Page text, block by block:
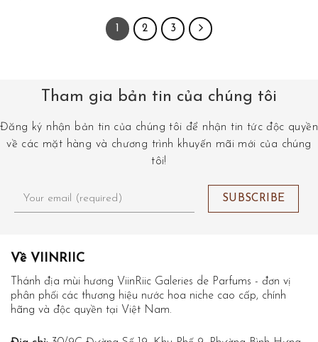
1 2 3
Tham gia bản tin của chúng tôi
Đăng ký nhận bản tin của chúng tôi để nhận tin tức độc quyền
về các mặt hàng và chương trình khuyến mãi mới của chúng
tôi!
Về VIINRIIC
Thánh địa mùi hương ViinRiic Galeries de Parfums - đơn vị
phân phối các thương hiệu nước hoa niche cao cấp, chính
hãng và độc quyền tại Việt Nam.